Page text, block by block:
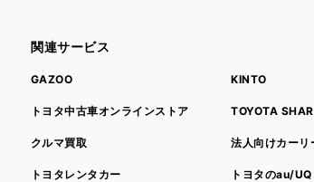
関連サービス
GAZOO
トヨタ中古車オンラインストア
クルマ買取
トヨタレンタカー
KINTO
TOYOTA
法人向けカーリ
トヨタのau/UQ